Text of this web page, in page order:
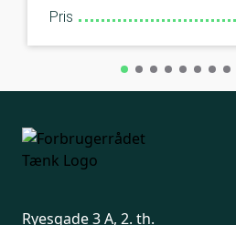
Pris
Ryesgade 3 A, 2. th.